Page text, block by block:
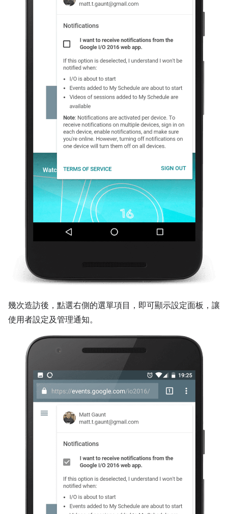
幾次造訪後，點選右側的選單項目，即可顯示設定面板，讓
使用者設定及管理通知。